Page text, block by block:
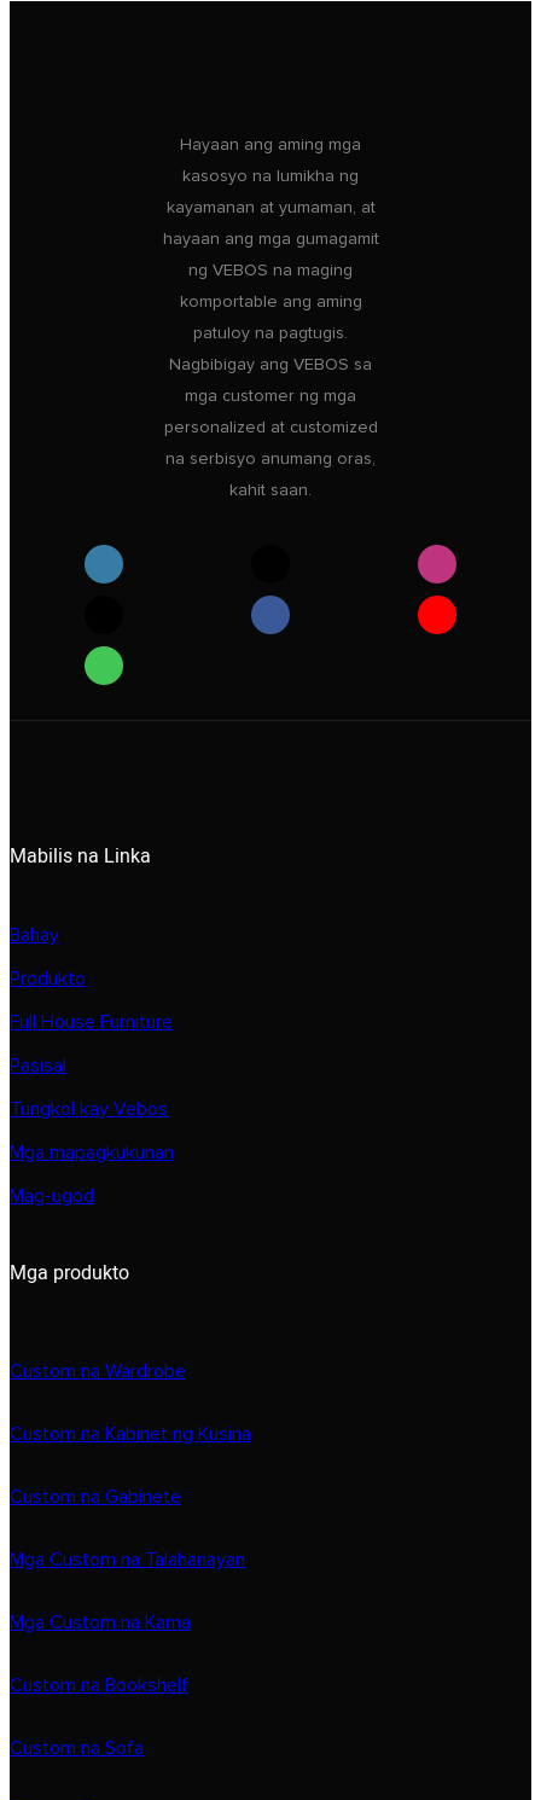
Hayaan ang aming mga
kasosyo na lumikha ng
kayamanan at yumaman, at
hayaan ang mga gumagamit
ng VEBOS na maging
komportable ang aming
patuloy na pagtugis.
Nagbibigay ang VEBOS sa
mga customer ng mga
personalized at customized
na serbisyo anumang oras,
kahit saan.
Mabilis na Linka
Bahay
Produkto
Full House Furniture
Pasisal
Tungkol kay Vebos
Mga mapagkukunan
Mag-ugod
Mga produkto
Custom na Wardrobe
Custom na Kabinet ng Kusina
Custom na Gabinete
Mga Custom na Talahanayan
Mga Custom na Kama
Custom na Bookshelf
Custom na Sofa